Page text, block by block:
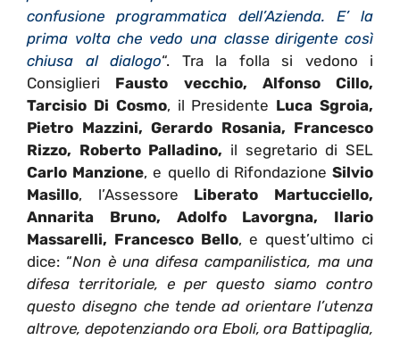
confusione programmatica dell’Azienda. E’ la
prima volta che vedo una classe dirigente così
chiusa al dialogo“. Tra la folla si vedono i
Consiglieri Fausto vecchio, Alfonso Cillo,
Tarcisio Di Cosmo, il Presidente Luca Sgroia,
Pietro Mazzini, Gerardo Rosania, Francesco
Rizzo, Roberto Palladino, il segretario di SEL
Carlo Manzione, e quello di RifondazioneSilvio
Masillo, l’Assessore Liberato Martucciello,
Annarita Bruno, Adolfo Lavorgna, Ilario
Massarelli, Francesco Bello, e quest’ultimo ci
dice: “Non è una difesa campanilistica, ma una
difesa territoriale, e per questo siamo contro
questo disegno che tende ad orientare l’utenza
altrove, depotenziando ora Eboli, ora Battipaglia,